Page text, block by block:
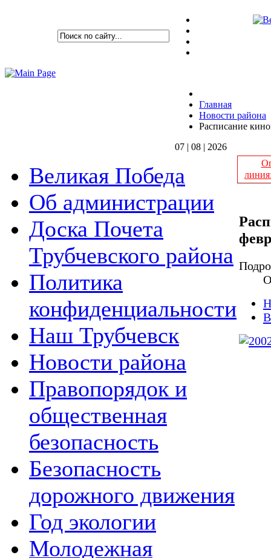
Главная
Новости района
Расписание
07 | 08 | 2026
Великая Победа
Об администрации
Доска Почета
Трубчевского района
Политика
конфиденциальности
Наш Трубчевск
Новости района
Правопорядок и
общественная
безопасность
Безопасность
дорожного движения
Год экологии
Молодежная